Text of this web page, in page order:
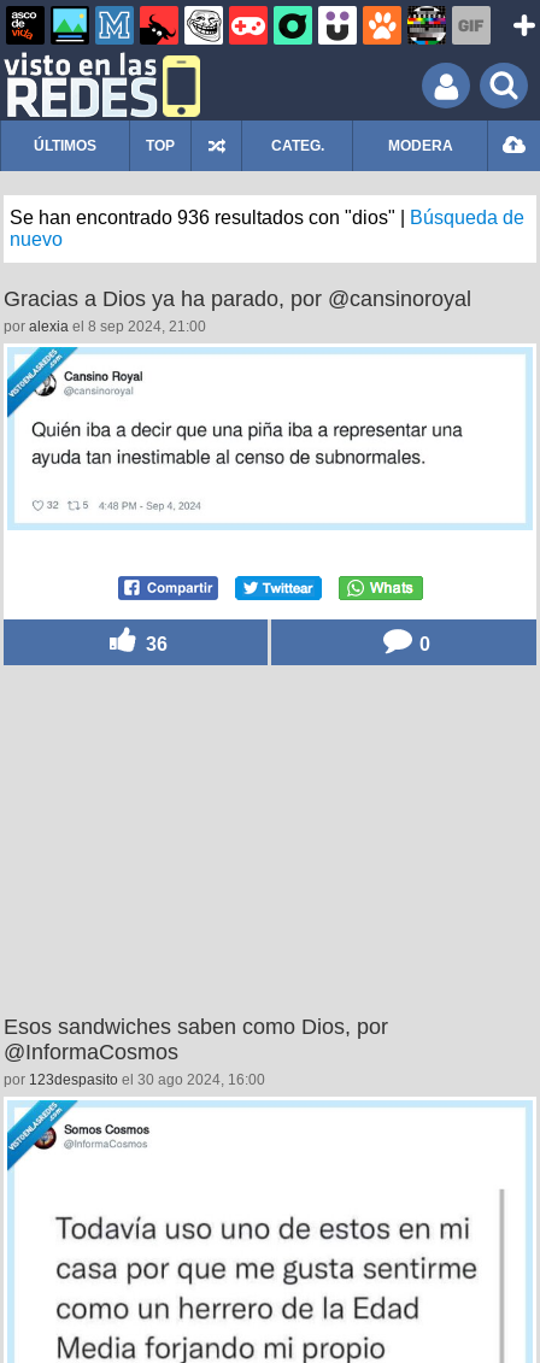
ÚLTIMOS TOP CATEG. MODERA
Se han encontrado 936 resultados con "dios" |
Búsqueda de
nuevo
Gracias a Dios ya ha parado, por @cansinoroyal
por alexia el 8 sep 2024, 21:00
36 0
Esos sandwiches saben como Dios, por
@InformaCosmos
por 123despasito el 30 ago 2024, 16:00